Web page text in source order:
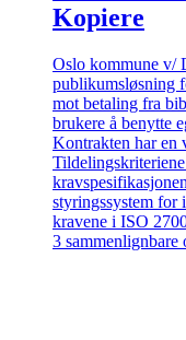
Kopiere
Oslo kommune v/
publikumsløsning
mot betaling fra
brukere å benytte
Kontrakten har en
styringssystem for
kravene i ISO
3 sammenlignbare